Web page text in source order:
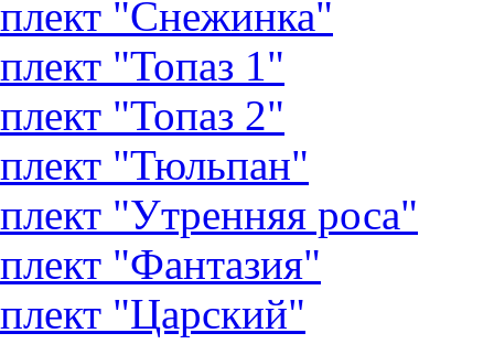
"Снежинка"
"Топаз 1"
"Топаз 2"
"Тюльпан"
"Утренняя роса"
"Фантазия"
"Царский"